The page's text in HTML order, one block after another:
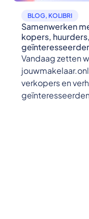
BLOG, KOLIBRI
Samenwerken
kopers,
Vandaag zetten
verkopers en